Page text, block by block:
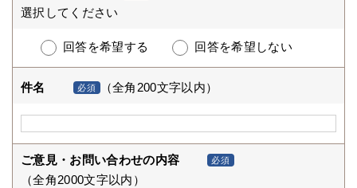
選択してください
回答を希望する 回答を希望しない
件名 必須 （全角200文字以内）
ご意見・お問い合わせの内容 必須
（全角2000文字以内）